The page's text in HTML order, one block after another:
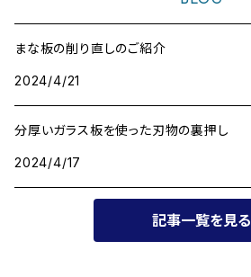
〜30,000円
まな板の削り直しのご紹介
2024/4/21
分厚いガラス板を使った刃物の裏押し
2024/4/17
記事一覧を見る